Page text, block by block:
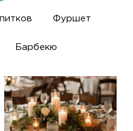
Фуршет
Барбекю